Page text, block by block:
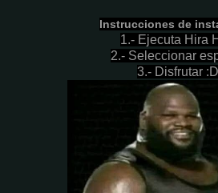
Instrucciones de
1.- Ejecuta Hira
2.- Seleccionar
3.- Disfrutar